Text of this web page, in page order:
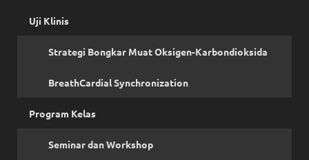
Uji Klinis
Strategi Bongkar Muat Oksigen-Karbondioksida
BreathCardial Synchronization
Program Kelas
Seminar dan Workshop